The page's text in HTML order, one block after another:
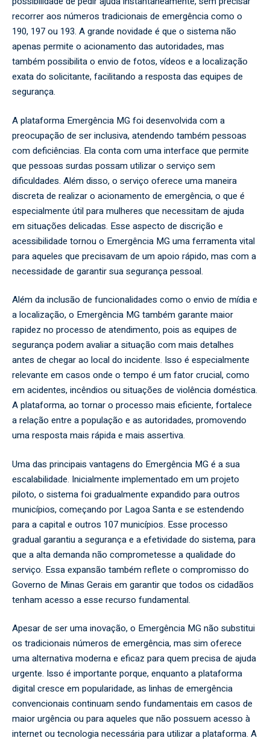
recorrer aos números tradicionais de emergência como o
190, 197 ou 193. A grande novidade é que o sistema não
apenas permite o acionamento das autoridades, mas
também possibilita o envio de fotos, vídeos e a localização
exata do solicitante, facilitando a resposta das equipes de
segurança.
A plataforma Emergência MG foi desenvolvida com a
preocupação de ser inclusiva, atendendo também pessoas
com deficiências. Ela conta com uma interface que permite
que pessoas surdas possam utilizar o serviço sem
dificuldades. Além disso, o serviço oferece uma maneira
discreta de realizar o acionamento de emergência, o que é
especialmente útil para mulheres que necessitam de ajuda
em situações delicadas. Esse aspecto de discrição e
acessibilidade tornou o Emergência MG uma ferramenta vital
para aqueles que precisavam de um apoio rápido, mas com a
necessidade de garantir sua segurança pessoal.
Além da inclusão de funcionalidades como o envio de mídia e
a localização, o Emergência MG também garante maior
rapidez no processo de atendimento, pois as equipes de
segurança podem avaliar a situação com mais detalhes
antes de chegar ao local do incidente. Isso é especialmente
relevante em casos onde o tempo é um fator crucial, como
em acidentes, incêndios ou situações de violência doméstica.
A plataforma, ao tornar o processo mais eficiente, fortalece
a relação entre a população e as autoridades, promovendo
uma resposta mais rápida e mais assertiva.
Uma das principais vantagens do Emergência MG é a sua
escalabilidade. Inicialmente implementado em um projeto
piloto, o sistema foi gradualmente expandido para outros
municípios, começando por Lagoa Santa e se estendendo
para a capital e outros 107 municípios. Esse processo
gradual garantiu a segurança e a efetividade do sistema, para
que a alta demanda não comprometesse a qualidade do
serviço. Essa expansão também reflete o compromisso do
Governo de Minas Gerais em garantir que todos os cidadãos
tenham acesso a esse recurso fundamental.
Apesar de ser uma inovação, o Emergência MG não substitui
os tradicionais números de emergência, mas sim oferece
uma alternativa moderna e eficaz para quem precisa de ajuda
urgente. Isso é importante porque, enquanto a plataforma
digital cresce em popularidade, as linhas de emergência
convencionais continuam sendo fundamentais em casos de
maior urgência ou para aqueles que não possuem acesso à
internet ou tecnologia necessária para utilizar a plataforma. A